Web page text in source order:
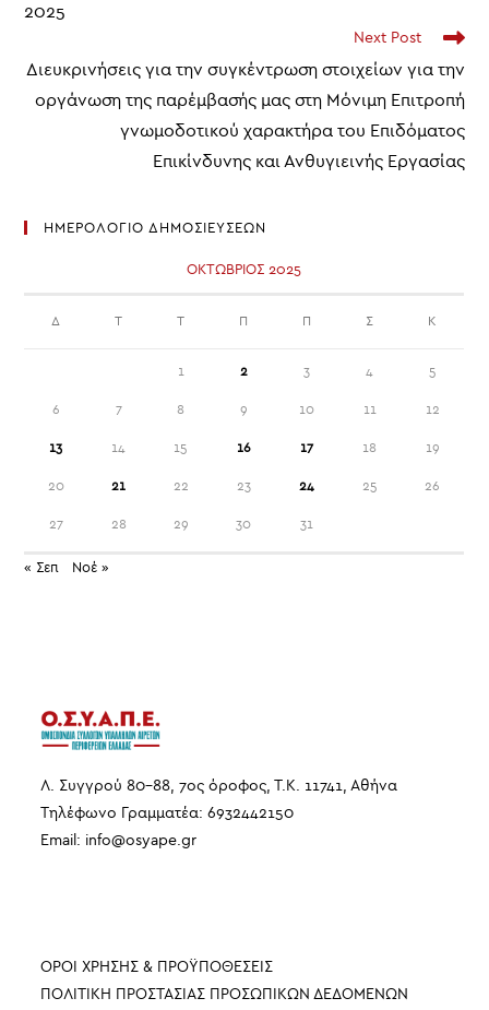
2025
Next Post
Διευκρινήσεις για την συγκέντρωση στοιχείων για την
οργάνωση της παρέμβασής μας στη Μόνιμη Επιτροπή
γνωμοδοτικού χαρακτήρα του Επιδόματος
Επικίνδυνης και Ανθυγιεινής Εργασίας
ΗΜΕΡΟΛΟΓΙΟ ΔΗΜΟΣΙΕΥΣΕΩΝ
ΟΚΤΏΒΡΙΟΣ 2025
Δ Τ Τ Π Π Σ Κ
1 2 3 4 5
6 7 8 9 10 11 12
13 14 15 16 17 18 19
20 21 22 23 24 25 26
27 28 29 30 31
« Σεπ Νοέ »
Λ. Συγγρού 80-88, 7ος όροφος, Τ.Κ. 11741, Αθήνα
Τηλέφωνο Γραμματέα: 6932442150
Email: info@osyape.gr
ΟΡΟΙ ΧΡΗΣΗΣ & ΠΡΟΫΠΟΘΕΣΕΙΣ
ΠΟΛΙΤΙΚΗ ΠΡΟΣΤΑΣΙΑΣ ΠΡΟΣΩΠΙΚΩΝ ΔΕΔΟΜΕΝΩΝ